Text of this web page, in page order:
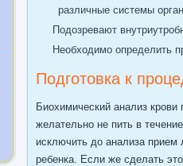
различные системы
Подозревают
Необходимо определить
Подготовка к
Биохимический анализ
желательно не пить в
исключить до анализа
ребенка. Если же сделать